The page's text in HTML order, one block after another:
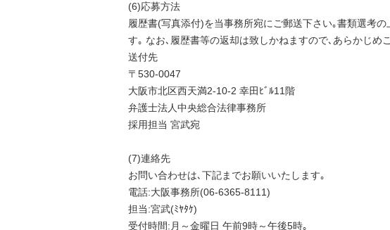
(6)応募方法
履歴書(写真添付)を当事務所宛にご郵送下さい｡書類選考
す｡ なお､履歴書等の返却は致しかねますので､あらかじめ
送付先
〒530-0047
大阪市北区西天満2-10-2 幸田ﾋﾞﾙ11階
弁護士法人中央総合法律事務所
採用担当 宮武宛
(7)連絡先
お問い合わせは､下記までお願いいたします｡
電話:大阪事務所(06-6365-8111)
担当:宮武(ﾐﾔﾀｹ)
受付時間:月～金曜日 午前9時～午後5時｡